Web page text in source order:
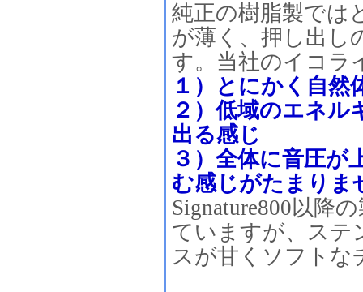
純正の樹脂製では
が薄く、押し出し
す。当社のイコラ
１）とにかく自然
２）低域のエネル
出る感じ
３）全体に音圧が
む感じがたまりま
Signature800以降
ていますが、ステ
スが甘くソフトな